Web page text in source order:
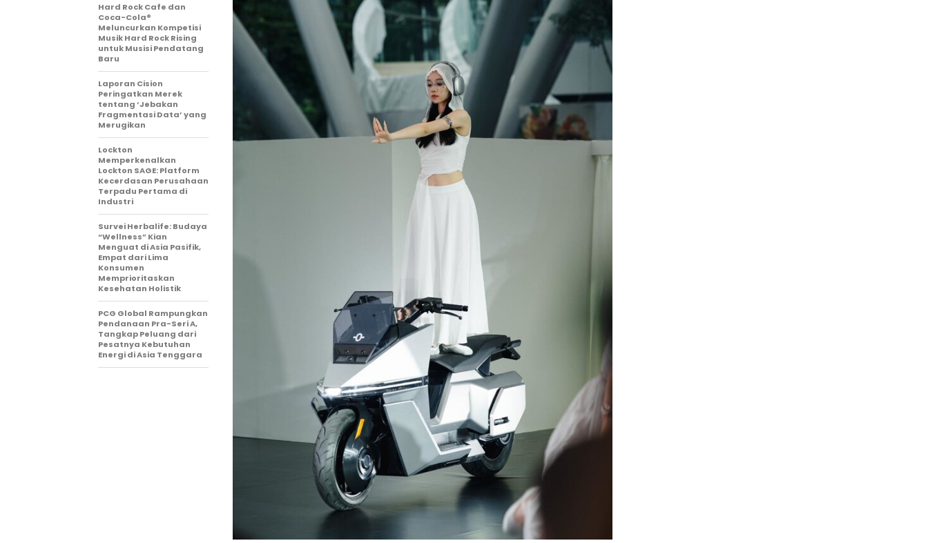
Hard Rock Cafe dan
Coca-Cola®
Meluncurkan Kompetisi
Musik Hard Rock Rising
untuk Musisi Pendatang
Baru
Laporan Cision
Peringatkan Merek
tentang ‘Jebakan
Fragmentasi Data’ yang
Merugikan
Lockton
Memperkenalkan
Lockton SAGE: Platform
Kecerdasan Perusahaan
Terpadu Pertama di
Industri
Survei Herbalife: Budaya
“Wellness” Kian
Menguat di Asia Pasifik,
Empat dari Lima
Konsumen
Memprioritaskan
Kesehatan Holistik
PCG Global Rampungkan
Pendanaan Pra-Seri A,
Tangkap Peluang dari
Pesatnya Kebutuhan
Energi di Asia Tenggara